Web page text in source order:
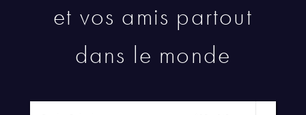
et vos amis partout
dans le monde